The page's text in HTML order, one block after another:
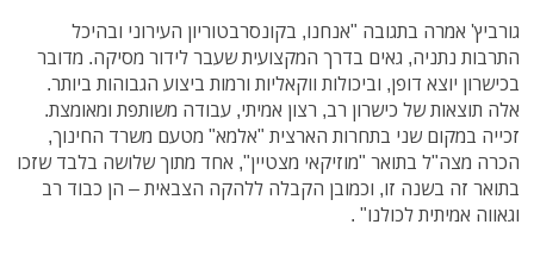
גורביץ' אמרה בתגובה "אנחנו, בקונסרבטוריון העירוני ובהיכל
התרבות נתניה, גאים בדרך המקצועית שעבר לידור מסיקה. מדובר
בכישרון יוצא דופן, וביכולות ווקאליות ורמות ביצוע הגבוהות ביותר.
אלה תוצאות של כישרון רב, רצון אמיתי, עבודה משותפת ומאומצת.
זכייה במקום שני בתחרות הארצית "אלמא" מטעם משרד החינוך,
הכרה מצה"ל בתואר "מוזיקאי מצטיין", אחד מתוך שלושה בלבד שזכו
בתואר זה בשנה זו, וכמובן הקבלה ללהקה הצבאית – הן כבוד רב
וגאווה אמיתית לכולנו" .